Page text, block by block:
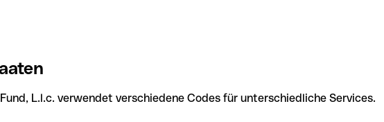
L.l.c. verwendet verschiedene Codes für unterschiedliche Services.